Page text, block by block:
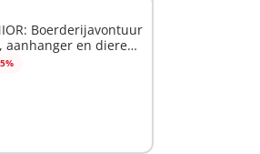
Boerderijavontuur
aanhanger en dieren